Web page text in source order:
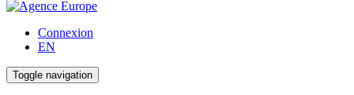
Connexion
EN
Toggle navigation